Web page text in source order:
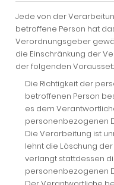
Jede von der
betroffene Person hat
Verordnungsgeber
die Einschränkung der
der folgenden
Die Richtigkeit der
betroffenen Person
es dem
personenbezogenen
Die Verarbeitung ist
lehnt die Löschung
verlangt stattdessen
personenbezogenen